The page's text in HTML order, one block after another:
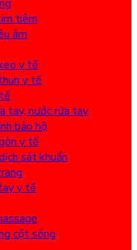
tiêm
âm
y tế
y tế
tay, nước rửa tay
bảo hộ
y tế
sát khuẩn
y tế
cột sống